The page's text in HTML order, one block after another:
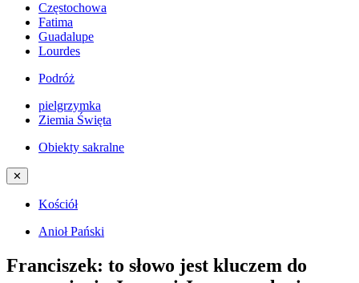
Częstochowa
Fatima
Guadalupe
Lourdes
Podróż
pielgrzymka
Ziemia Święta
Obiekty sakralne
✕
Kościół
Anioł Pański
Franciszek: to słowo jest kluczem do